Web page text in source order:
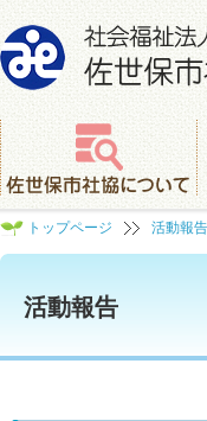
社会福祉法人 佐世保市社会福祉
佐世保市社協について
トップページ
活動報告
活動報告